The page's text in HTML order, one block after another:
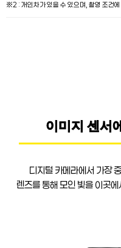
※2 : 개인차가 있을 수 있으며, 촬영 조건
이미지 센서
디지털 카메라에서 가장
렌즈를 통해 모인 빛을 이곳